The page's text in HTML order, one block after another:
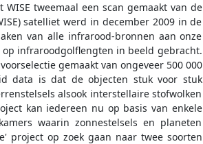
tweemaal een scan gemaakt van de
satelliet werd in december 2009 in de
van alle infrarood-bronnen aan onze
infraroodgolflengten in beeld gebracht.
gemaakt van ongeveer 500 000
data is dat de objecten stuk voor stuk
alsook interstellaire stofwolken
kan iedereen nu op basis van enkele
waarin zonnestelsels en planeten
project op zoek gaan naar twee soorten